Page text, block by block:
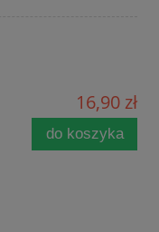
16,90 zł
do koszyka